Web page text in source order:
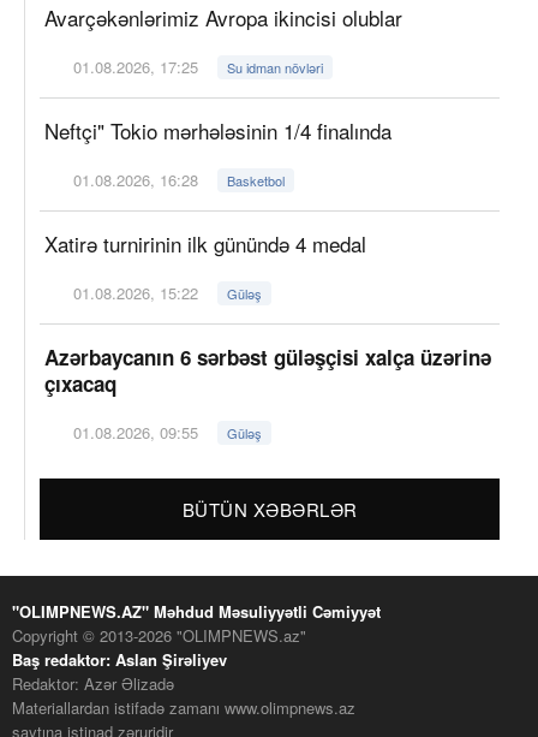
Avarçəkənlərimiz Avropa ikincisi olublar
01.08.2026, 17:25 Su idman növləri
Neftçi" Tokio mərhələsinin 1/4 finalında
01.08.2026, 16:28 Basketbol
Xatirə turnirinin ilk günündə 4 medal
01.08.2026, 15:22 Güləş
Azərbaycanın 6 sərbəst güləşçisi xalça üzərinə
çıxacaq
01.08.2026, 09:55 Güləş
BÜTÜN XƏBƏRLƏR
"OLIMPNEWS.AZ" Məhdud Məsuliyyətli Cəmiyyət
Copyright © 2013-2026 "OLIMPNEWS.az"
Baş redaktor: Aslan Şirəliyev
Redaktor: Azər Əlizadə
Materiallardan istifadə zamanı www.olimpnews.az
saytına istinad zəruridir